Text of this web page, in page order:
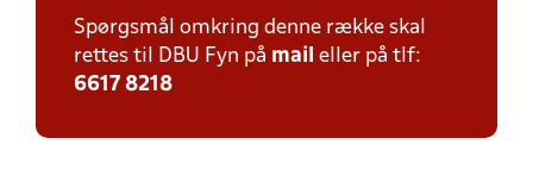
Spørgsmål omkring denne række skal
rettes til DBU Fyn på mail eller på tlf:
6617 8218